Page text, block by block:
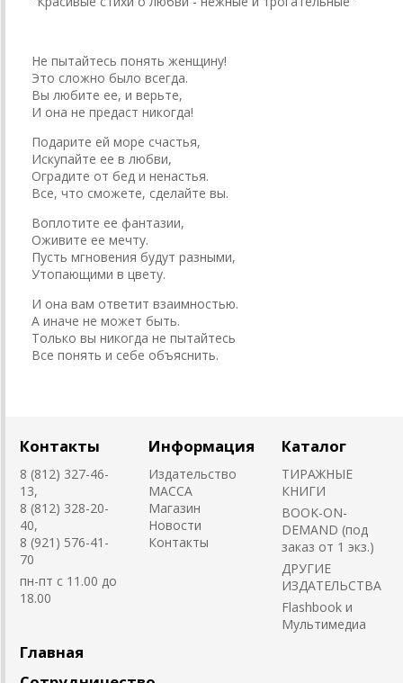
Не пытайтесь понять женщину!
Это сложно было всегда.
Вы любите ее, и верьте,
И она не предаст никогда!
Подарите ей море счастья,
Искупайте ее в любви,
Оградите от бед и ненастья.
Все, что сможете, сделайте вы.
Воплотите ее фантазии,
Оживите ее мечту.
Пусть мгновения будут разными,
Утопающими в цвету.
И она вам ответит взаимностью.
А иначе не может быть.
Только вы никогда не пытайтесь
Все понять и себе объяснить.
Контакты
8 (812) 327-46-
13,
8 (812) 328-20-
40,
8 (921) 576-41-
70
пн-пт с 11.00 до
18.00
Информация
Издательство
MACCA
Магазин
Новости
Контакты
Каталог
ТИРАЖНЫЕ
КНИГИ
BOOK-ON-
DEMAND (под
заказ от 1 экз.)
ДРУГИЕ
ИЗДАТЕЛЬСТВА
Flashbook и
Мультимедиа
Главная